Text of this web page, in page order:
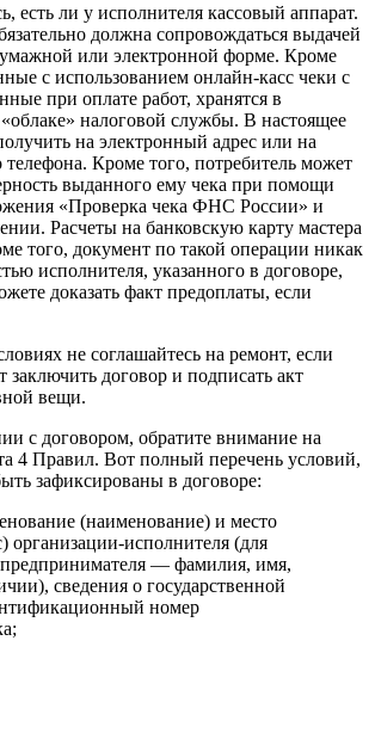
есть ли у исполнителя кассовый аппарат.
должна сопровождаться выдачей
или электронной форме. Кроме
с использованием онлайн-касс чеки с
при оплате работ, хранятся в
налоговой службы. В настоящее
на электронный адрес или на
Кроме того, потребитель может
выданного ему чека при помощи
«Проверка чека ФНС России» и
Расчеты на банковскую карту мастера
того, документ по такой операции никак
исполнителя, указанного в договоре,
доказать факт предоплаты, если
не соглашайтесь на ремонт, если
заключить договор и подписать акт
вещи.
с договором, обратите внимание на
4 Правил. Вот полный перечень условий,
зафиксированы в договоре:
(наименование) и место
организации-исполнителя (для
— фамилия, имя,
сведения о государственной
номер